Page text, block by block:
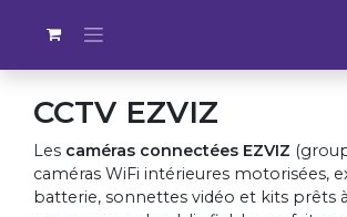
CCTV EZVIZ
Les caméras connectées EZVIZ
caméras WiFi intérieures motorisées,
batterie, sonnettes vidéo et kits prêts